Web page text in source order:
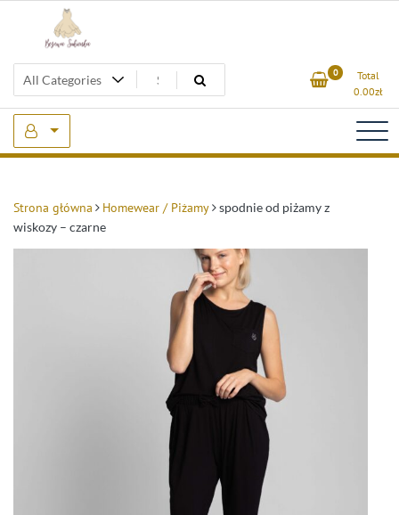
Beżowa Sukienka 0
Total
0.00zł
Strona główna Homewear / Piżamy
spodnie od piżamy z
wiskozy – czarne